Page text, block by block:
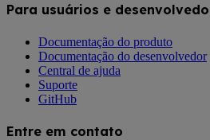
Para usuários e
Documentação do produto
Documentação do desenvolvedor
Central de ajuda
Suporte
GitHub
Entre em contato